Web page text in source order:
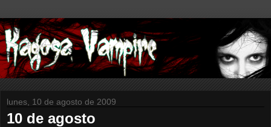
lunes, 10 de agosto de 2009
10 de agosto